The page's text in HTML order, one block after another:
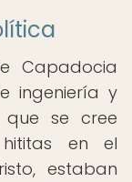
Capadocia
ingeniería y
que se cree
en el
estaban